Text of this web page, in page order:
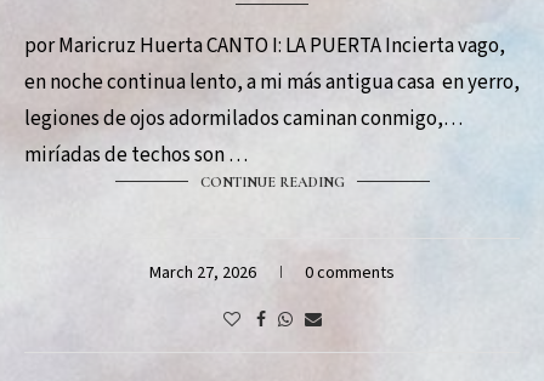
por Maricruz Huerta CANTO I: LA PUERTA Incierta vago,
en noche continua lento, a mi más antigua casa en yerro,
legiones de ojos adormilados caminan conmigo,
miríadas de techos son …
CONTINUE READING
March 27, 2026 0 comments